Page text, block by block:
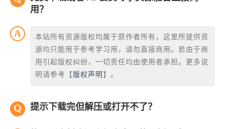
用？
本站所有资源版权均属于原作者所有，这里所提供资
源均只能用于参考学习用，请勿直接商用。若由于商
用引起版权纠纷，一切责任均由使用者承担。更多说
明请参考【 版权声明 】。
提示下载完但解压或打开不了？